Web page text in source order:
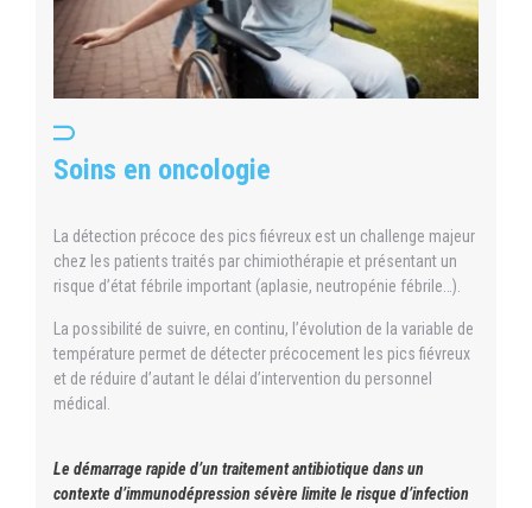
Soins en oncologie
La détection précoce des pics fiévreux est un challenge majeur
chez les patients traités par chimiothérapie et présentant un
risque d’état fébrile important (aplasie, neutropénie fébrile…).
La possibilité de suivre, en continu, l’évolution de la variable de
température permet de détecter précocement les pics fiévreux
et de réduire d’autant le délai d’intervention du personnel
médical.
Le démarrage rapide d’un traitement antibiotique dans un
contexte d’immunodépression sévère limite le risque d’infection